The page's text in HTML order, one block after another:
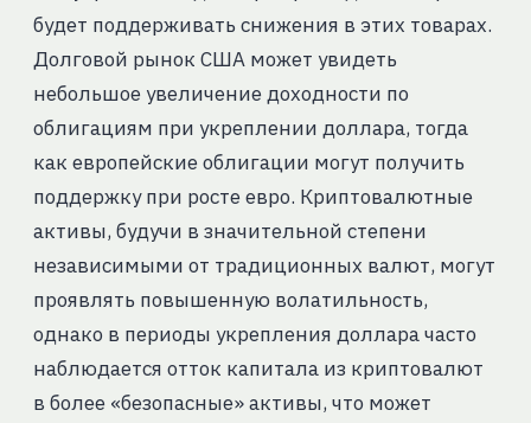
будет поддерживать снижения в этих товарах.
Долговой рынок США может увидеть
небольшое увеличение доходности по
облигациям при укреплении доллара, тогда
как европейские облигации могут получить
поддержку при росте евро. Криптовалютные
активы, будучи в значительной степени
независимыми от традиционных валют, могут
проявлять повышенную волатильность,
однако в периоды укрепления доллара часто
наблюдается отток капитала из криптовалют
в более «безопасные» активы, что может